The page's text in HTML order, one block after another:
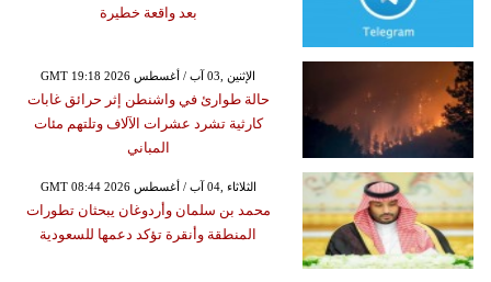
بعد واقعة خطيرة
GMT 19:18 2026 الإثنين ,03 آب / أغسطس
حالة طوارئ في واشنطن إثر حرائق غابات
كارثية تشرد عشرات الآلاف وتلتهم مئات
المباني
GMT 08:44 2026 الثلاثاء ,04 آب / أغسطس
محمد بن سلمان وأردوغان يبحثان تطورات
المنطقة وأنقرة تؤكد دعمها للسعودية